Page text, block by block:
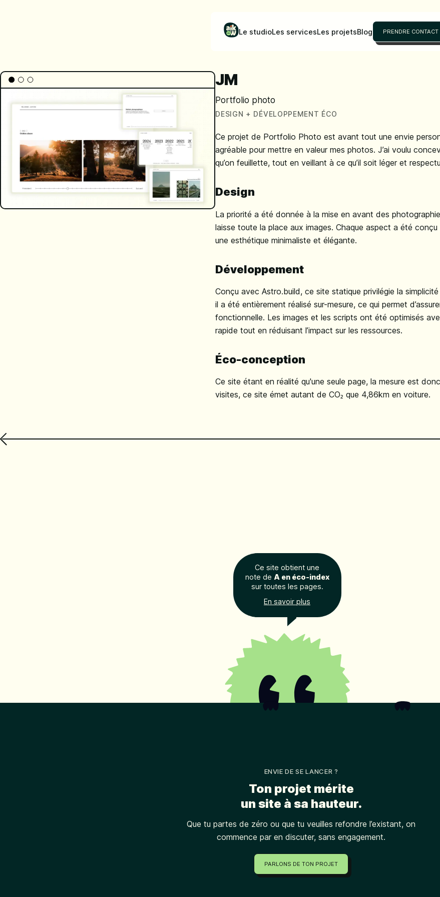
Le studioLes servicesLes projetsBlog PRENDRE CONTACT
JM
Portfolio photo
DESIGN + DÉVELOPPEMENT ÉCO
Ce projet de Portfolio Photo est avant tout une envie
agréable pour mettre en valeur mes photos. J’ai voulu
qu’on feuillette, tout en veillant à ce qu’il soit léger et
Design
La priorité a été donnée à la mise en avant des
laisse toute la place aux images. Chaque aspect a été
une esthétique minimaliste et élégante.
Développement
Conçu avec Astro.build, ce site statique privilégie la
il a été entièrement réalisé sur-mesure, ce qui permet
fonctionnelle. Les images et les scripts ont été optimisés
rapide tout en réduisant l’impact sur les ressources.
Éco-conception
Ce site étant en réalité qu'une seule page, la mesure est
visites, ce site émet autant de CO₂ que 4,86km en voiture.
Ce site obtient une
note de A en éco-index
sur toutes les pages.
En savoir plus
ENVIE DE SE LANCER ?
Ton projet mérite
un site à sa hauteur.
Que tu partes de zéro ou que tu veuilles refondre l’existant, on
commence par en discuter, sans engagement.
PARLONS DE TON PROJET